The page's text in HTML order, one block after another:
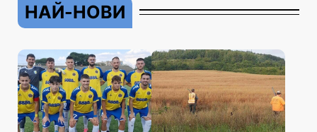
НАЙ-НОВИ